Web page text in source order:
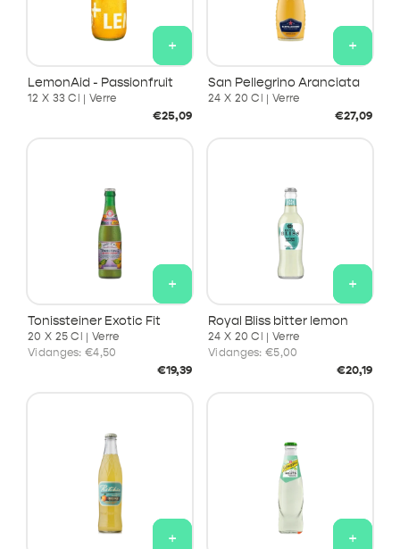
+
LemonAid - Passionfruit
12 X 33 Cl | Verre
Prix
€25,09
+
San Pellegrino Aranciata
24 X 20 Cl | Verre
Prix
€27,09
+
Tonissteiner Exotic Fit
20 X 25 Cl | Verre
Vidanges: €4,50
Prix
€19,39
+
Royal Bliss bitter lemon
24 X 20 Cl | Verre
Vidanges: €5,00
Prix
€20,19
+ +